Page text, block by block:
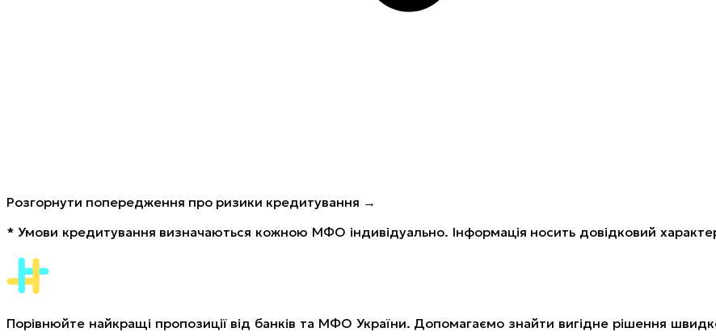
Розгорнути попередження про ризики кредитування →
* Умови кредитування визначаються кожною МФО індивідуально. Інформація носить довідковий
Порівнюйте найкращі пропозиції від банків та МФО України. Допомагаємо знайти вигідне рішення